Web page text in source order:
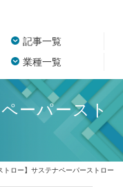
記事一覧
業種一覧
ーパースト
トロー】サステナペーパーストロー